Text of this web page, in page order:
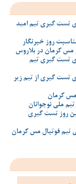
تست گیری تیم امید
روز خبرنگار
مس کرمان در بلاروس
تست گیری تیم
تست گیری از تیم زیر
مس کرمان
ملی نوجوانان
روز تست گیری
تیم فوتبال مس کرمان